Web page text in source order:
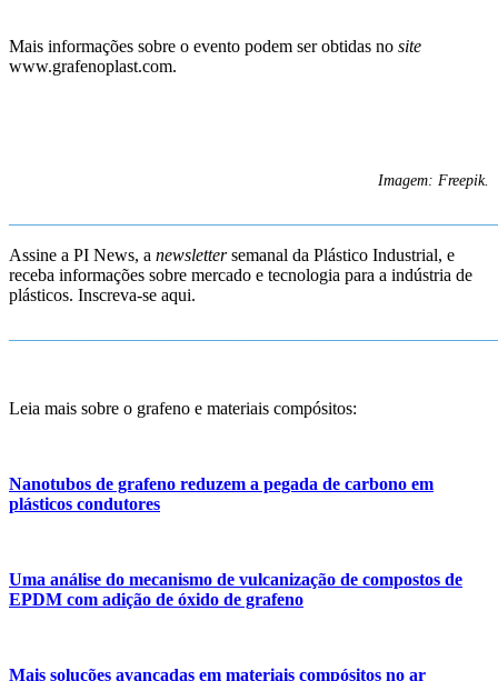
Mais informações sobre o evento podem ser obtidas no site
www.grafenoplast.com.
Imagem: Freepik.
Assine a PI News, a newslettersemanal da Plástico Industrial, e
receba informações sobre mercado e tecnologia para a indústria de
plásticos. Inscreva-se aqui.
Leia mais sobre o grafeno e materiais compósitos:
Nanotubos de grafeno reduzem a pegada de carbono em
plásticos condutores
Uma análise do mecanismo de vulcanização de compostos de
EPDM com adição de óxido de grafeno
Mais soluções avançadas em materiais compósitos no ar